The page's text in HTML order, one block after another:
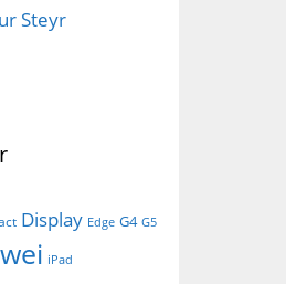
Steyr
Display Edge G4 G5
iPad